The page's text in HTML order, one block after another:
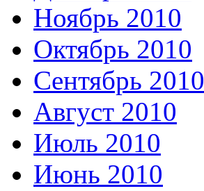
Ноябрь 2010
Октябрь 2010
Сентябрь 2010
Август 2010
Июль 2010
Июнь 2010